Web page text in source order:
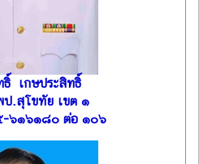
ธิ์ เกษประสิทธิ์
ป.สุโขทัย เขต ๑
-๖๑๖๑๘๐ ต่อ ๑๐๖